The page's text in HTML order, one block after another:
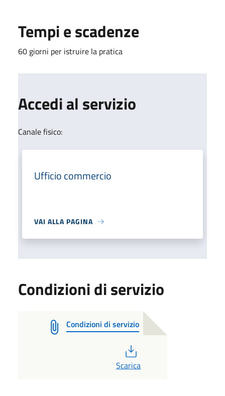
Tempi e scadenze
60 giorni per istruire la pratica
Accedi al servizio
Canale fisico:
Ufficio commercio
VAI ALLA PAGINA
Condizioni di servizio
Condizioni di servizio
Scarica